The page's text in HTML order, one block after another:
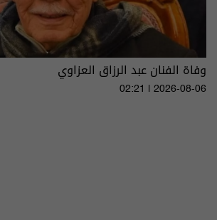
وفاة الفنان عبد الرزاق العزاوي
02:21 | 2026-08-06